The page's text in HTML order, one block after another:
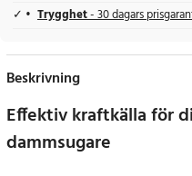
Trygghet- 30 dagars
Beskrivning
Effektiv kraftkälla för
dammsugare